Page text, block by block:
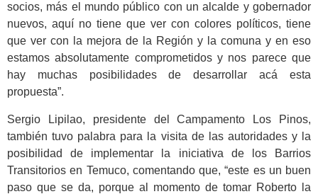
socios, más el mundo público con un alcalde y gobernador
nuevos, aquí no tiene que ver con colores políticos, tiene
que ver con la mejora de la Región y la comuna y en eso
estamos absolutamente comprometidos y nos parece que
hay muchas posibilidades de desarrollar acá esta
propuesta”.
Sergio Lipilao, presidente del Campamento Los Pinos,
también tuvo palabra para la visita de las autoridades y la
posibilidad de implementar la iniciativa de los Barrios
Transitorios en Temuco, comentando que, “este es un buen
paso que se da, porque al momento de tomar Roberto la